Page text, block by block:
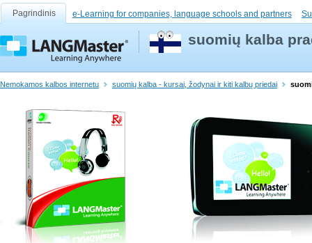
Pagrindinis e-Learning for companies, language schools and partners
suomių kalba
Nemokamos kalbos internetu suomių kalba - kursai, žodynai ir kiti kalbų priedai